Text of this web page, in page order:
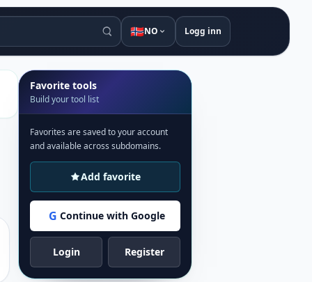
🇳🇴NO Logg inn
Favorite tools
Build your tool list
Favorites are saved to your account
and available across subdomains.
Add favorite
G Continue with Google
Login Register